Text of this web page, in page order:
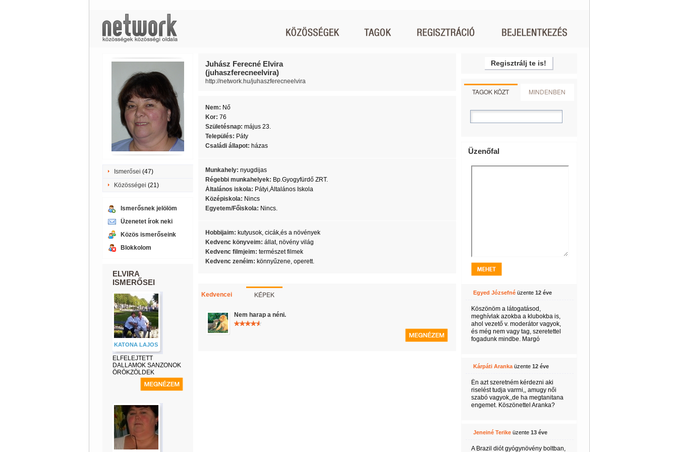
Ismerősei (47)
Közösségei (21)
Ismerősnek jelölöm
Üzenetet írok neki
Közös ismerőseink
Blokkolom
ELVIRA
ISMERŐSEI
KATONA LAJOS
ELFELEJTETT
DALLAMOK SANZONOK
ÖRÖKZÖLDEK
Juhász Ferecné Elvira
(juhaszferecneelvira)
http://network.hu/juhaszferecneelvira
Nem: Nő
Kor: 76
Születésnap: május 23.
Település: Páty
Családi állapot: házas
Munkahely: nyugdijas
Régebbi munkahelyek: Bp.Gyogyfürdő ZRT.
Általános iskola: Pátyi,Általános Iskola
Középiskola: Nincs
Egyetem/Főiskola: Nincs.
Hobbijaim: kutyusok, cicák,és a növények
Kedvenc könyveim: állat, növény világ
Kedvenc filmjeim: természet filmek
Kedvenc zenéim: könnyűzene, operett.
Kedvencei KÉPEK
Nem harap a néni.
Regisztrálj te is!
TAGOK KÖZT MINDENBEN
Üzenőfal
Egyed Józsefnéüzente 12 éve
Köszönöm a látogatásod,
meghívlak azokba a klubokba is,
ahol vezető v. moderátor vagyok,
és még nem vagy tag, szeretettel
fogadunk mindbe. Margó
Kárpáti Arankaüzente 12 éve
Én azt szeretném kérdezni aki
riselést tudja varrni,, amugy női
szabó vagyok,,de ha megtanitana
engemet. Köszönettel Aranka?
Jeneiné Terikeüzente 13 éve
A Brazil diót gyógynövény boltban,